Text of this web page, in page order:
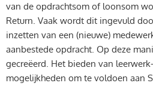
van de opdrachtsom of loonsom
Return. Vaak wordt dit ingevuld
inzetten van een (nieuwe)
aanbestede opdracht. Op deze
gecreëerd. Het bieden van
mogelijkheden om te voldoen aan